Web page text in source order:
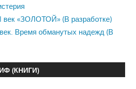
век «ЗОЛОТОЙ» (В разработке)
Время обманутых надежд (В
(КНИГИ)